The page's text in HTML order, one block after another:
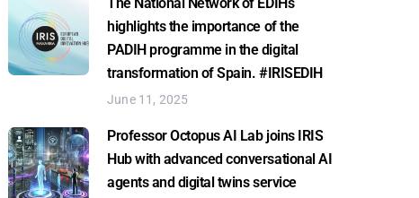
highlights the importance of the
PADIH programme in the digital
transformation of Spain. #IRISEDIH
June 11, 2025
Professor Octopus AI Lab joins IRIS
Hub with advanced conversational AI
agents and digital twins service